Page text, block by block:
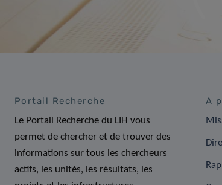
Portail Recherche
Le Portail Recherche du LIH vous
permet de chercher et de trouver des
informations sur tous les chercheurs
actifs, les unités, les résultats, les
A